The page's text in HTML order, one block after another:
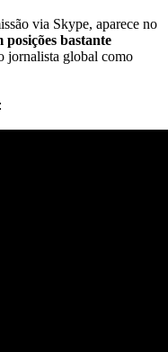
via Skype, aparece no
posições bastante
jornalista global como
: